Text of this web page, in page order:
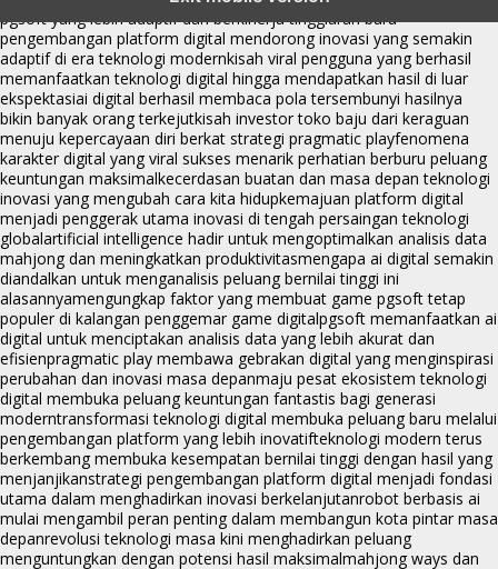
pgsoft yang lebih adaptif dan berkinerja tinggiarah baru
pengembangan platform digital mendorong inovasi yang semakin
adaptif di era teknologi modernkisah viral pengguna yang berhasil
memanfaatkan teknologi digital hingga mendapatkan hasil di luar
ekspektasiai digital berhasil membaca pola tersembunyi hasilnya
bikin banyak orang terkejutkisah investor toko baju dari keraguan
menuju kepercayaan diri berkat strategi pragmatic playfenomena
karakter digital yang viral sukses menarik perhatian berburu peluang
keuntungan maksimalkecerdasan buatan dan masa depan teknologi
inovasi yang mengubah cara kita hidupkemajuan platform digital
menjadi penggerak utama inovasi di tengah persaingan teknologi
globalartificial intelligence hadir untuk mengoptimalkan analisis data
mahjong dan meningkatkan produktivitasmengapa ai digital semakin
diandalkan untuk menganalisis peluang bernilai tinggi ini
alasannyamengungkap faktor yang membuat game pgsoft tetap
populer di kalangan penggemar game digitalpgsoft memanfaatkan ai
digital untuk menciptakan analisis data yang lebih akurat dan
efisienpragmatic play membawa gebrakan digital yang menginspirasi
perubahan dan inovasi masa depanmaju pesat ekosistem teknologi
digital membuka peluang keuntungan fantastis bagi generasi
moderntransformasi teknologi digital membuka peluang baru melalui
pengembangan platform yang lebih inovatifteknologi modern terus
berkembang membuka kesempatan bernilai tinggi dengan hasil yang
menjanjikanstrategi pengembangan platform digital menjadi fondasi
utama dalam menghadirkan inovasi berkelanjutanrobot berbasis ai
mulai mengambil peran penting dalam membangun kota pintar masa
depanrevolusi teknologi masa kini menghadirkan peluang
menguntungkan dengan potensi hasil maksimalmahjong ways dan